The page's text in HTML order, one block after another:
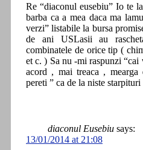
Re “diaconul eusebiu” Io te
barba ca a mea daca ma
verzi” listabile la bursa
de ani USLasii au
combinatele de orice tip (
et c. ) Sa nu -mi raspunzi “cai
acord , mai treaca ,
pereti ” ca de la niste
diaconul Eusebiu says:
13/01/2014 at 21:08